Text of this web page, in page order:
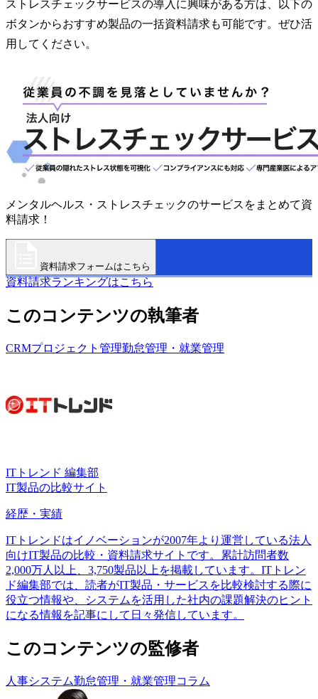
ストレスチェックサービスの導入に興味がある方は、以下の
ボタンからおすすめ製品の一括資料請求も可能です。ぜひ活
用してください。
メンタルヘルス・ストレスチェックのサービスをまとめて資
料請求！
資料請求フォームはこちら
資料請求ランキングはこちら
このコンテンツの執筆者
CRMプロジェクト管理勤怠管理・就業管理
ITトレンド 編集部
IT製品の比較サイト
経歴・実績
ITトレンドはイノベーションが2007年より運営している法人
向けIT製品の比較・資料請求サイトです。累計訪問者数
2,000万人以上、3,750製品以上を掲載しています。ITトレン
ド編集部では、読者がIT製品・サービスを比較検討する際に
役立つ情報や、システムを活用した社内の課題解決のヒント
になる情報を記事にして日々発信しています。
このコンテンツの監修者
人事システム勤怠管理・就業管理コラム